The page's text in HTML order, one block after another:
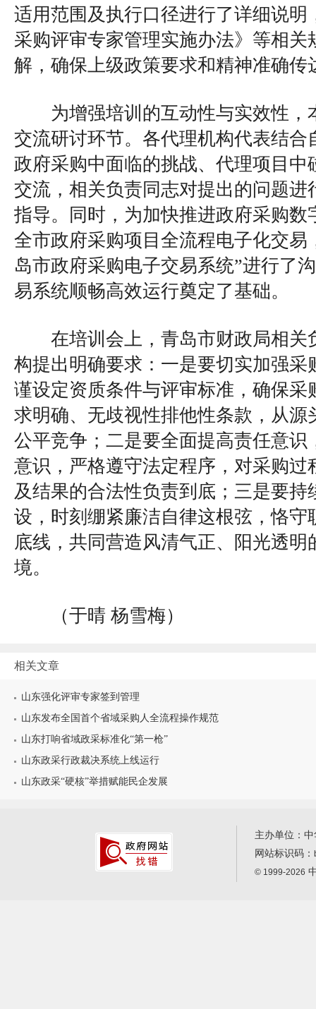
适用范围及执行口径进行了详细说明
采购评审专家管理实施办法》等相关
解，确保上级政策要求和精神准确传
为增强培训的互动性与实效性，
交流研讨环节。各代理机构代表结合
政府采购中面临的挑战、代理项目中
交流，相关负责同志对提出的问题进
指导。同时，为加快推进政府采购数
全市政府采购项目全流程电子化交易
岛市政府采购电子交易系统”进行了
易系统顺畅高效运行奠定了基础。
在培训会上，青岛市财政局相关
构提出明确要求：一是要切实加强采
谨设定资质条件与评审标准，确保采
求明确、无歧视性排他性条款，从源
公平竞争；二是要全面提高责任意识
意识，严格遵守法定程序，对采购过
及结果的合法性负责到底；三是要持
设，时刻绷紧廉洁自律这根弦，恪守
底线，共同营造风清气正、阳光透明
境。
（于晴 杨雪梅）
相关文章
山东强化评审专家签到管理
山东发布全国首个省域采购人全流程操作规范
山东打响省域政采标准化“第一枪”
山东政采行政裁决系统上线运行
山东政采“硬核”举措赋能民企发展
主办单位：
网站标识码：
© 1999-2026